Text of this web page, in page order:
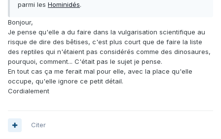
parmi les Hominidés.
Bonjour,
Je pense qu'elle a du faire dans la vulgarisation scientifique au
risque de dire des bêtises, c'est plus court que de faire la liste
des reptiles qui n'étaient pas considérés comme des dinosaures,
pourquoi, comment... C'était pas le sujet je pense.
En tout cas ça me ferait mal pour elle, avec la place qu'elle
occupe, qu'elle ignore ce petit détail.
Cordialement
Citer